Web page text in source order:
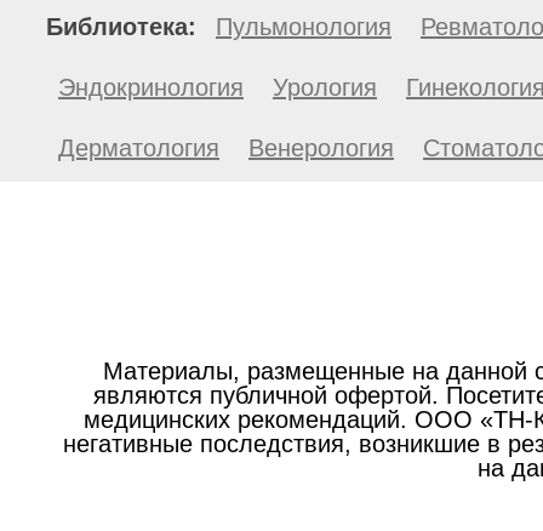
Библиотека: Пульмонология
Эндокринология Урология
Дерматология Венерология
Материалы, размещенные на данной
являются публичной офертой.
медицинских рекомендаций. ООО «ТН-
негативные последствия, возникшие в
на